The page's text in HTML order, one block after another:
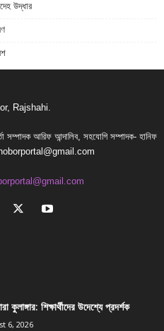
উদ্ধার
সম্পাদক আরিফ আন্দালিব, সহযোগি সম্পাদক- হানিফ
কুলাঙ্গার: শিক্ষার্থীদের উদেশ্যে প্রদর্শক
6, 2026